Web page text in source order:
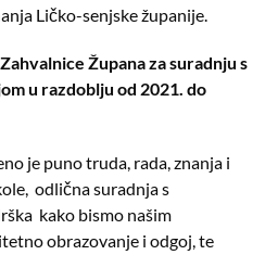
Ličko-senjske županije.
Župana za suradnju s
u razdoblju od 2021. do
je puno truda, rada, znanja i
odlična suradnja s
kako bismo našim
obrazovanje i odgoj, te